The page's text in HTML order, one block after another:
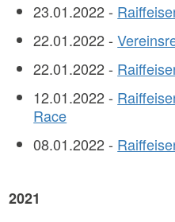
23.01.2022 -
22.01.2022 -
22.01.2022 -
12.01.2022 -
Race
08.01.2022 -
2021